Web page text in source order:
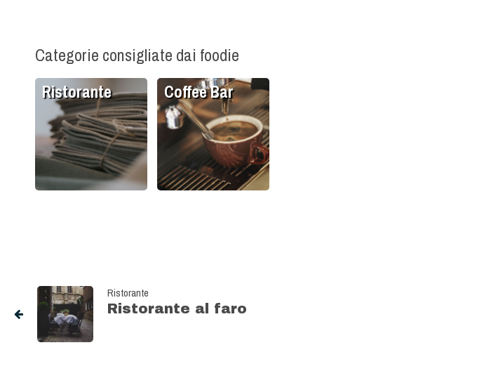
Categorie consigliate dai foodie
Ristorante Coffee Bar
Ristorante
Ristorante al faro